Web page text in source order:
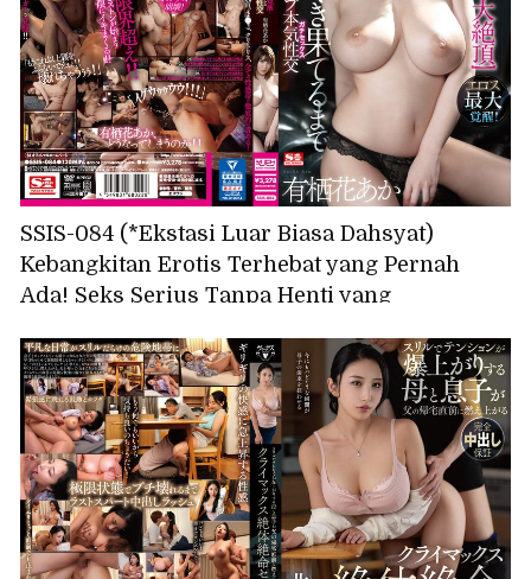
SSIS-084 (*Ekstasi Luar Biasa Dahsyat)
Kebangkitan Erotis Terhebat yang Pernah
Ada! Seks Serius Tanpa Henti yang
Mereka Membakar Semua Nafsu Mereka Alias
​​Asuka